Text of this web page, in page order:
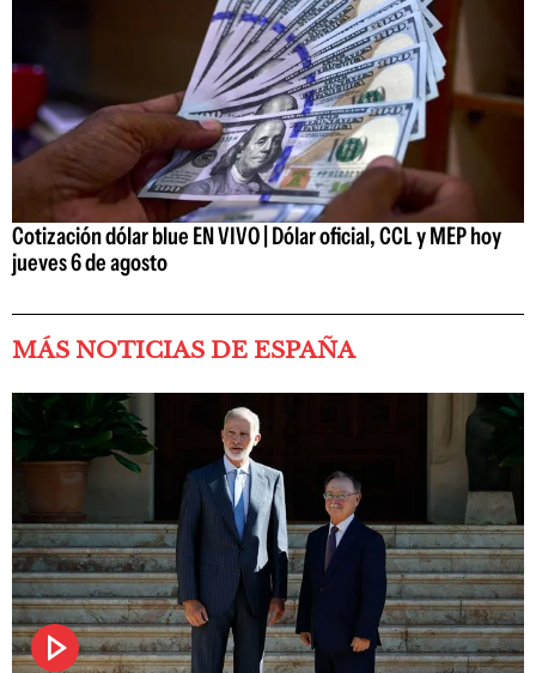
Cotización dólar blue EN VIVO | Dólar oficial, CCL y MEP hoy
jueves 6 de agosto
MÁS NOTICIAS DE ESPAÑA